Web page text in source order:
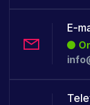
E-